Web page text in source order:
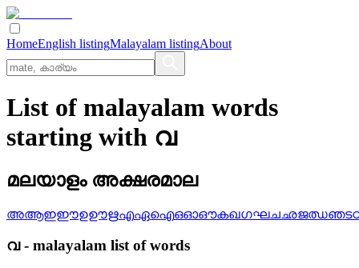
HomeEnglish listingMalayalam listingAbout
List of malayalam words
starting with വ
മലയാളം അക്ഷരമാല
അആഇഈഉഊഋഎഏഐഒഓഔകഖഗഘചഛജഝഞട
വ- malayalam list of words